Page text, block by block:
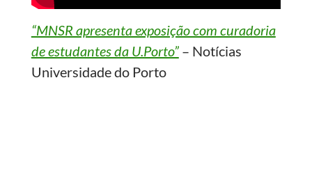
“MNSR apresenta exposição com curadoria
de estudantes da U.Porto”– Notícias
Universidade do Porto